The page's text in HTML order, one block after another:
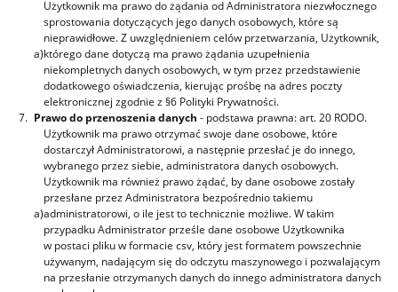
a)
Użytkownik ma prawo do żądania od Administratora niezwłocznego
sprostowania dotyczących jego danych osobowych, które są
nieprawidłowe. Z uwzględnieniem celów przetwarzania, Użytkownik,
którego dane dotyczą ma prawo żądania uzupełnienia
niekompletnych danych osobowych, w tym przez przedstawienie
dodatkowego oświadczenia, kierując prośbę na adres poczty
elektronicznej zgodnie z §6 Polityki Prywatności.
7. Prawo do przenoszenia danych - podstawa prawna: art. 20 RODO.
a)
Użytkownik ma prawo otrzymać swoje dane osobowe, które
dostarczył Administratorowi, a następnie przesłać je do innego,
wybranego przez siebie, administratora danych osobowych.
Użytkownik ma również prawo żądać, by dane osobowe zostały
przesłane przez Administratora bezpośrednio takiemu
administratorowi, o ile jest to technicznie możliwe. W takim
przypadku Administrator prześle dane osobowe Użytkownika
w postaci pliku w formacie csv, który jest formatem powszechnie
używanym, nadającym się do odczytu maszynowego i pozwalającym
na przesłanie otrzymanych danych do innego administratora danych